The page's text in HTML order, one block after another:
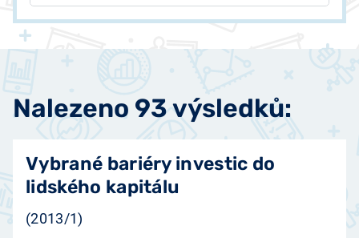
Nalezeno 93 výsledků:
Vybrané bariéry investic do
lidského kapitálu
(2013/1)